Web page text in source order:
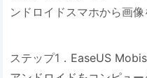
ンドロイドスマホから画
ステップ1． EaseUS